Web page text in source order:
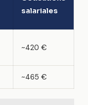
salariales
~420 €
~465 €